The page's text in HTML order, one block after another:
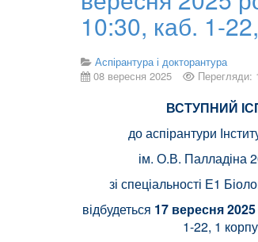
10:30, каб. 1-
Аспірантура і докторантура
08 вересня 2025
Перегляди:
ВСТУПНИЙ
до аспірантури
ім. О.В. Палладіна
зі спеціальності Е1
відбудеться 17 вересня
1-22, 1